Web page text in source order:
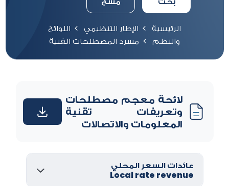
الرئيسية الإطار التنظيمي
اللوائح
والنظم
مسرد المصطلحات الفنية
لائحة معجم مصطلحات
وتعريفات تقنية
المعلومات والاتصالات
عائدات السعر المحلي
Local rate revenue